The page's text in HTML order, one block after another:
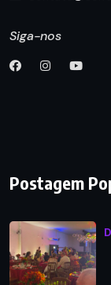
Siga-nos
Postagem